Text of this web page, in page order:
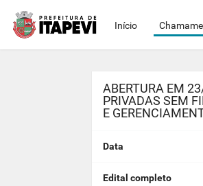
Início
ABERTURA EM
PRIVADAS SEM
E
Data
Edital completo